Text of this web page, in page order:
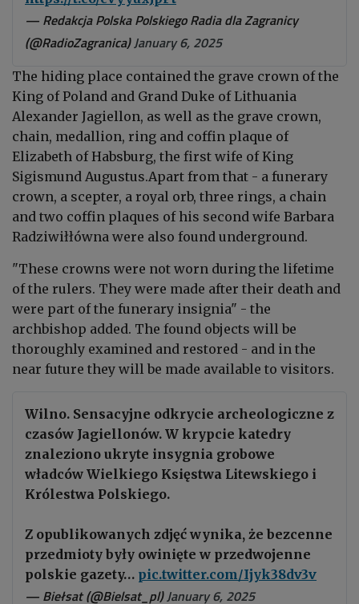
— Redakcja Polska Polskiego Radia dla Zagranicy
(@RadioZagranica)January 6, 2025
The hiding place contained the grave crown of the
King of Poland and Grand Duke of Lithuania
Alexander Jagiellon, as well as the grave crown,
chain, medallion, ring and coffin plaque of
Elizabeth of Habsburg, the first wife of King
Sigismund Augustus.Apart from that - a funerary
crown, a scepter, a royal orb, three rings, a chain
and two coffin plaques of his second wife Barbara
Radziwiłłówna were also found underground.
"These crowns were not worn during the lifetime
of the rulers. They were made after their death and
were part of the funerary insignia" - the
archbishop added. The found objects will be
thoroughly examined and restored - and in the
near future they will be made available to visitors.
Wilno. Sensacyjne odkrycie archeologiczne z
czasów Jagiellonów. W krypcie katedry
znaleziono ukryte insygnia grobowe
władców Wielkiego Księstwa Litewskiego i
Królestwa Polskiego.
Z opublikowanych zdjęć wynika, że bezcenne
przedmioty były owinięte w przedwojenne
polskie gazety… pic.twitter.com/Ijyk38dv3v
— Biełsat (@Bielsat_pl)January 6, 2025